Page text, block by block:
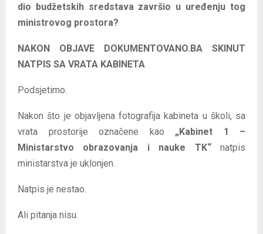
dio budžetskih sredstava završio u uređenju tog
ministrovog prostora?
NAKON OBJAVE DOKUMENTOVANO.BA SKINUT
NATPIS SA VRATA KABINETA
Podsjetimo.
Nakon što je objavljena fotografija kabineta u školi, sa
vrata prostorije označene kao „Kabinet 1 –
Ministarstvo obrazovanja i nauke TK“natpis
ministarstva je uklonjen.
Natpis je nestao.
Ali pitanja nisu.